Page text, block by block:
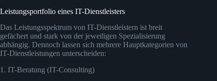
Leistungsportfolio eines IT-Dienstleisters
Das Leistungsspektrum von IT-Dienstleistern ist breit
gefächert und stark von der jeweiligen Spezialisierung
abhängig. Dennoch lassen sich mehrere Hauptkategorien von
IT-Dienstleistungen unterscheiden:
1. IT-Beratung (IT-Consulting)